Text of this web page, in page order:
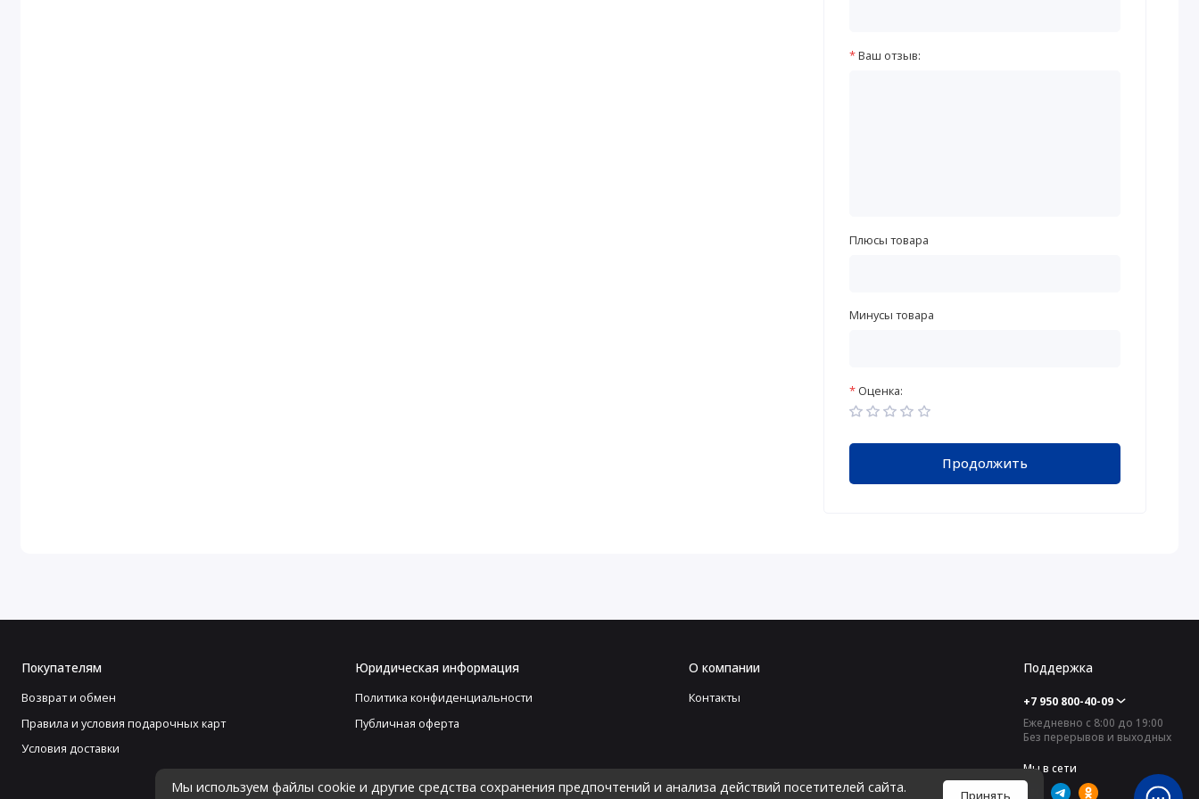
Ваш отзыв:
Плюсы товара
Минусы товара
Оценка:
Продолжить
Мы используем файлы cookie и другие средства сохранения предпочтений и анализа действий посетителей сайта.
Принять
Покупателям
Возврат и обмен
Правила и условия подарочных карт
Условия доставки
Юридическая информация
Политика конфиденциальности
Публичная оферта
О компании
Контакты
Поддержка
+7 950 800-40-09
Ежедневно с 8:00 до 19:00
Без перерывов и выходных
Мы в сети